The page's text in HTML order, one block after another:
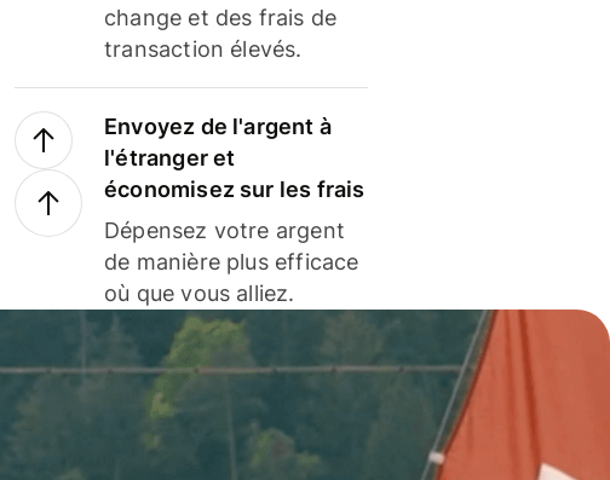
change et des frais de
transaction élevés.
Envoyez de l'argent à
l'étranger et
économisez sur les frais
Dépensez votre argent
de manière plus efficace
où que vous alliez.